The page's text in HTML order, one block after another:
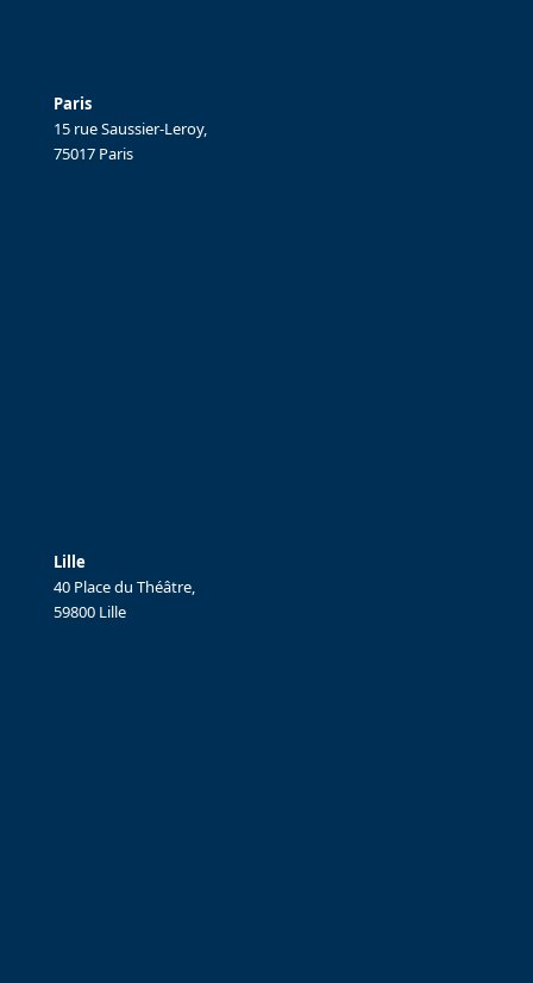
Paris
15 rue Saussier-Leroy,
75017 Paris
Lille
40 Place du Théâtre,
59800 Lille